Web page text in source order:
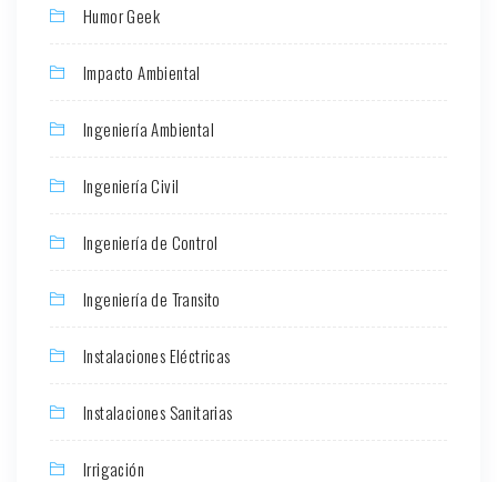
Humor Geek
Impacto Ambiental
Ingeniería Ambiental
Ingeniería Civil
Ingeniería de Control
Ingeniería de Transito
Instalaciones Eléctricas
Instalaciones Sanitarias
Irrigación